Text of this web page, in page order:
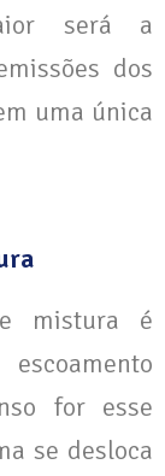
será a
dos
uma única
mistura é
for esse
se desloca